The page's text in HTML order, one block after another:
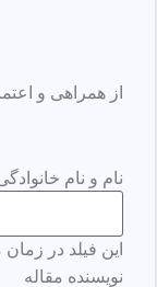
از همراهی و
نام و نام
این فیلد در
نویسنده مقاله